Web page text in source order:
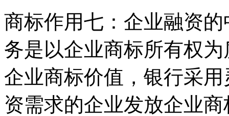
商标作用七：企业融资
务是以企业商标所有权
企业商标价值，银行采
资需求的企业发放企业